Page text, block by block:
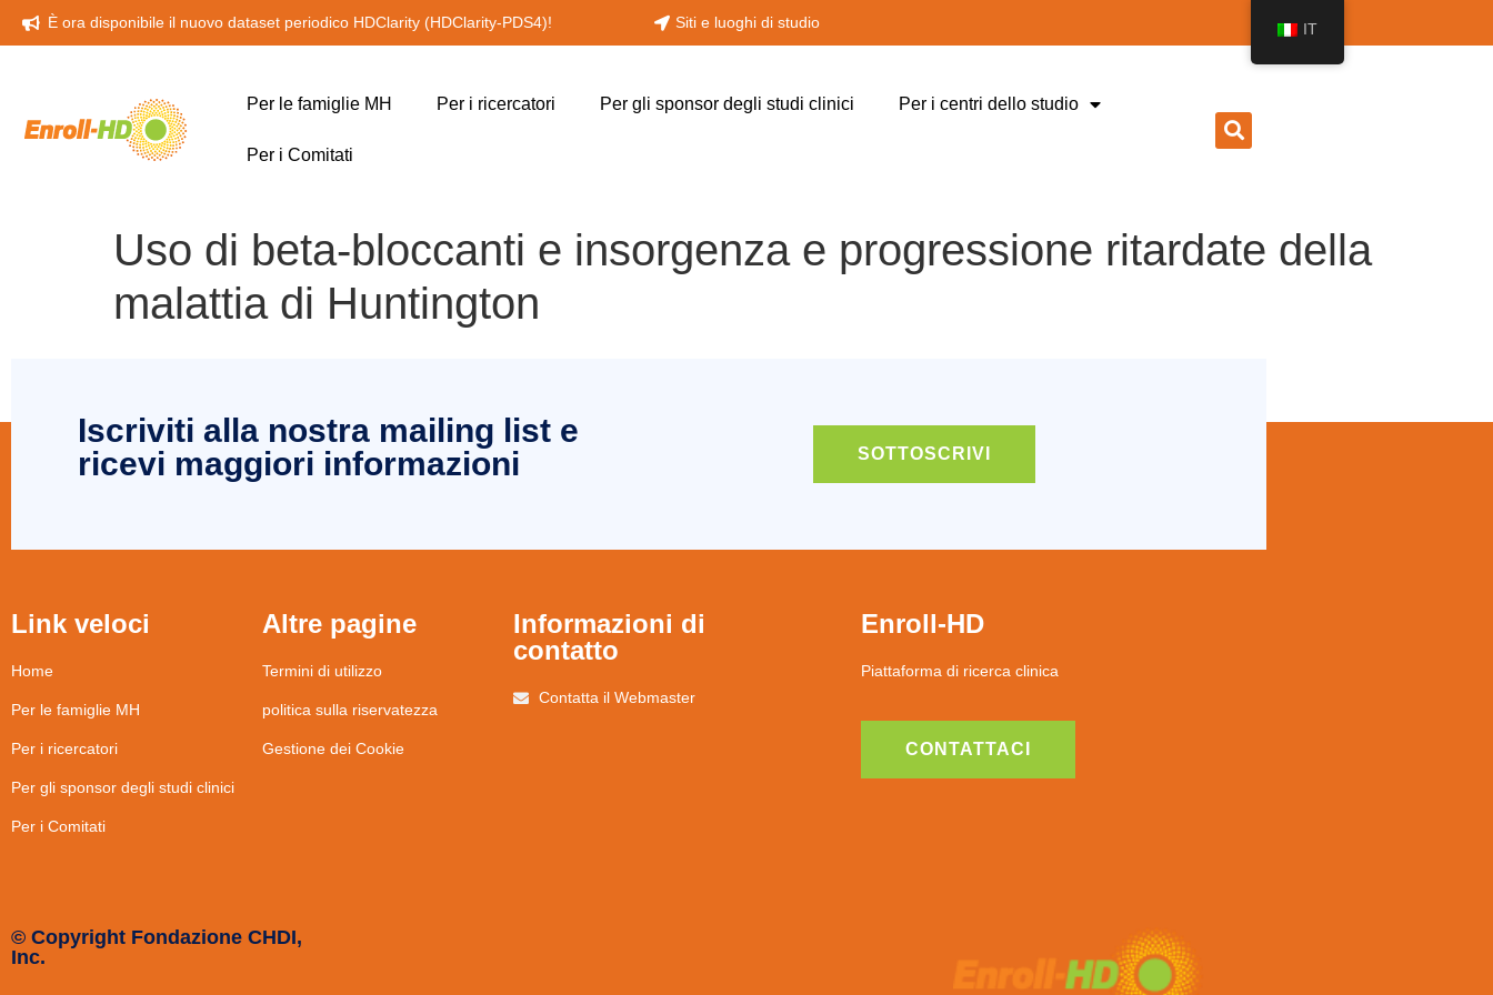
È ora disponibile il nuovo dataset periodico HDClarity (HDClarity-PDS4)! Siti e luoghi di studio
Per le famiglie MH Per i ricercatori Per gli sponsor degli studi clinici Per i centri dello studio
Per i Comitati
Uso di beta-bloccanti e insorgenza e progressione ritardate della
malattia di Huntington
Iscriviti alla nostra mailing list e
ricevi maggiori informazioni
SOTTOSCRIVI
Link veloci
Home
Per le famiglie MH
Per i ricercatori
Per gli sponsor degli studi clinici
Per i Comitati
Altre pagine
Termini di utilizzo
politica sulla riservatezza
Gestione dei Cookie
Informazioni di
contatto
Contatta il Webmaster
Enroll-HD
Piattaforma di ricerca clinica
CONTATTACI
© Copyright Fondazione CHDI,
Inc.
IT